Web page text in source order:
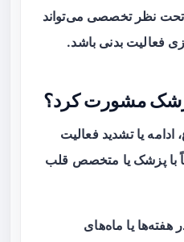
تحت نظر تخصصی می‌تواند
فعالیت بدنی باشد.
پزشک مشورت کرد؟
یا تشدید فعالیت
با پزشک یا متخصص قلب
یا ماه‌های